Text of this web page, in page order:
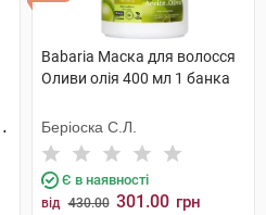
Babaria Маска для волосся
Оливи олія 400 мл 1 банка
Беріоска С.Л.
Є в наявності
від 430.00 301.00 грн